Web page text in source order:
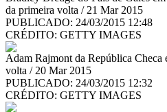
da primeira volta / 21 Mar 2015
PUBLICADO: 24/03/2015 12:48
CRÉDITO: GETTY IMAGES
Adam Rajmont da República Checa
volta / 20 Mar 2015
PUBLICADO: 24/03/2015 12:32
CRÉDITO: GETTY IMAGES